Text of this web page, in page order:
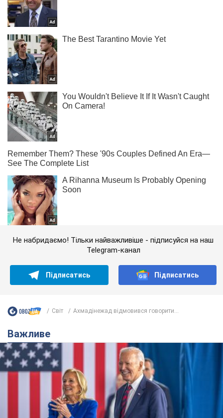
Не набридаємо! Тільки найважливіше - підписуйся на наш
Telegram-канал
Підписатись Підписатись
Світ Ахмадінежад відмовився говорити...
Важливе